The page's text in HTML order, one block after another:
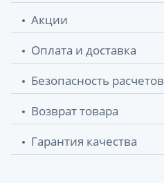
Акции
Оплата и доставка
Безопасность расчетов
Возврат товара
Гарантия качества